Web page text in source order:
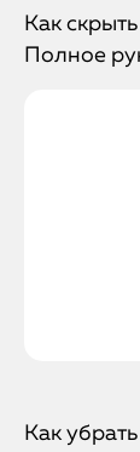
Как
Полное
Как